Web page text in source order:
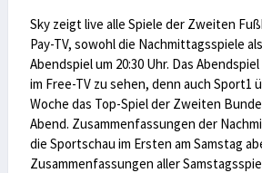
Sky zeigt live alle Spiele der Zweiten
Pay-TV, sowohl die Nachmittagsspiele
Abendspiel um 20:30 Uhr. Das
im Free-TV zu sehen, denn auch Sport1
Woche das Top-Spiel der Zweiten
Abend. Zusammenfassungen der
die Sportschau im Ersten am Samstag
Zusammenfassungen aller